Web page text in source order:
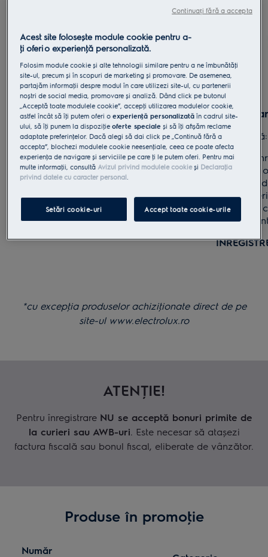
Perioada campaniei
15 octombrie - 15 noiembrie 2021
Orice achiziţie efectuată înainte de 15
octombrie 2021 sau după 15 noiembrie 2021
nu va fi luată în considerare.
REGULAMENT
Data
Pentru a
să încarci
care
vase în
trebuie să
adresa
*cu excepţia produselor achiziţionate direct de pe
site-ul www.electrolux.ro
ATENŢIE!
Pentru înregistrare NU se acceptă bonuri primite de
la curieri sau AWB-uri. Este necesar să atașezi
factura fiscală sau bonul fiscal, eliberate de vânzător.
Produse în promoţie
Număr
Acest site folosește module cookie pentru a-
ţi oferi o experienţă personalizată.
Folosim module cookie și alte tehnologii similare pentru a ne îmbunătăţi
site-ul, precum și în scopuri de marketing și promovare. De asemenea,
partajăm informaţii despre modul în care utilizezi site-ul, cu partenerii
noștri de social media, promovare și analiză. Dând click pe butonul
„Acceptă toate modulele cookie”, accepţi utilizarea modulelor cookie,
astfel încât să îţi putem oferi oexperienţă personalizată în cadrul site-
ului, să îţi punem la dispoziţieoferte speciale și să îţi afișăm reclame
adaptate preferinţelor. Dacă alegi să dai click pe „Continuă fără a
accepta”, blochezi modulele cookie neesenţiale, ceea ce poate afecta
experienţa de navigare și serviciile pe care ţi le putem oferi. Pentru mai
multe informaţii, consultă Avizul privind modulele cookieși Declaraţia
privind datele cu caracter personal.
Setări cookie-uri Accept toate cookie-urile
Continuați fără a accepta